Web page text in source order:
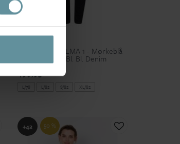
Wasabi WA-SELMA 1 - Mørkeblå
Jeans W10457 Bl. Bl. Denim
499,95 kr
L/78 L/82 S/82 XL/82
+42 50 %